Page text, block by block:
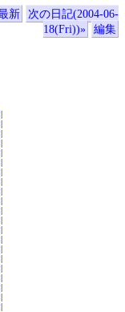
新
次の日記(2004-06-
18(Fri))»
編集
|
|
|
|
|
|
|
|
|
|
|
|
|
|
|
|
|
|
|
|
|